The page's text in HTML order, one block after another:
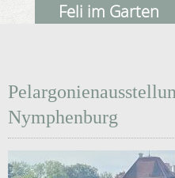
Feli im Garten
Nymphenburg